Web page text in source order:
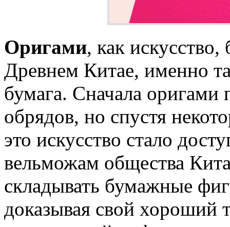
Оригами, как искусство,
Древнем Китае, именно
бумага. Сначала
обрядов, но спустя
это искусство стало
вельможам общества
складывать бумажные
доказывая свой хороший